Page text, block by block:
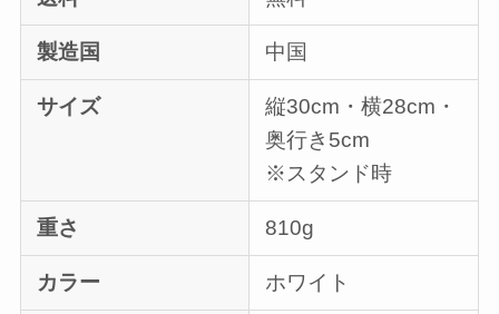
製造国 中国
サイズ
縦30cm・横28cm・
奥行き5cm
※スタンド時
重さ 810g
カラー ホワイト